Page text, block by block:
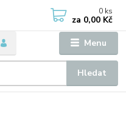
Menu
Hledat
0 ks
za 0,00 Kč